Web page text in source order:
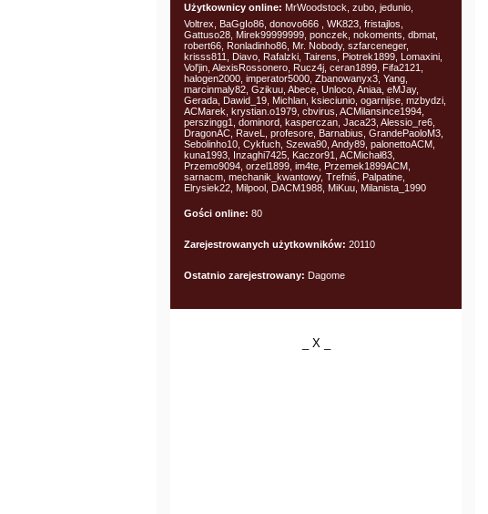
Użytkownicy online: MrWoodstock, zubo, jedunio,
Voltrex, BaGgIo86, donovo666 , WK823, fristajlos,
Gattuso28, Mirek99999999, ponczek, nokoments, dbmat,
robert66, Ronladinho86, Mr. Nobody, szfarceneger,
krisss811, Diavo, Rafalzki, Tairens, Piotrek1899, Lomaxini,
Vol'jin, AlexisRossonero, Rucz4j, ceran1899, Fifa2121,
halogen2000, imperator5000, Zbanowanyx3, Yang,
marcinmaly82, Gzikuu, Abece, Unloco, Aniaa, eMJay,
Gerada, Dawid_19, Michlan, ksieciunio, ogarnijse, mzbydzi,
ACMarek, krystian.o1979, cbvirus, ACMilansince1994,
perszingg1, dominord, kasperczan, Jaca23, Alessio_re6,
DragonAC, RaveL, profesore, Barnabius, GrandePaoloM3,
Sebolinho10, Cykfuch, Szewa90, Andy89, palonettoACM,
kuna1993, Inzaghi7425, Kaczor91, ACMichał83,
Przemo9094, orzel1899, im4te, Przemek1899ACM,
sarnacm, mechanik_kwantowy, Trefniś, Palpatine,
Elrysiek22, Milpool, DACM1988, MiKuu, Milanista_1990
Gości online: 80
Zarejestrowanych użytkowników: 20110
Ostatnio zarejestrowany: Dagome
_ X _